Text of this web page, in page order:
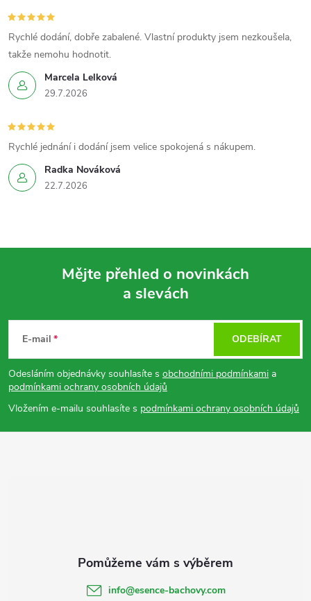
Marcela Lelková
29.7.2026
Rychlé dodání, dobře zabalené. Vlastní produkty jsem nezkoušela,
takže nemohu hodnotit.
Radka Nováková
22.7.2026
Rychlé jednání i dodání jsem velice spokojená s nákupem.
p
a
t
Mějte přehled o novinkách
a slevách
E-mail
Odesláním objednávky souhlasíte s obchodními podmínkami a
podmínkami ochrany osobních údajů
Vložením e-mailu souhlasíte s podmínkami ochrany osobních údajů
ODEBÍRAT
info@esence-bachovy.com